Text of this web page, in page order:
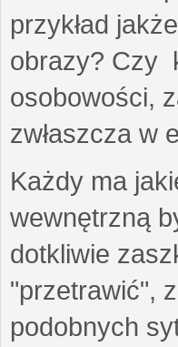
przykład
obrazy? Czy
osobowości,
zwłaszcza w
Każdy ma
wewnętrzną
dotkliwie
"przetrawić",
podobnych